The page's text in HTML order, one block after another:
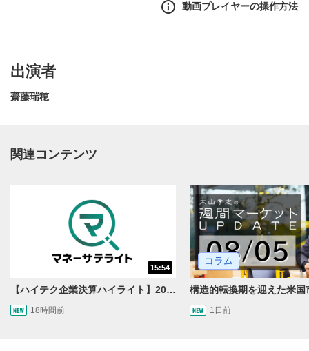
動画プレイヤーの操作方法
動画再生エリア
動画再生エリアをクリックすると、動画を再生または
一時停止します。
2
操作メニュー
出演者
齋藤瑞穂
関連コンテンツ
15:54
【ハイテク企業決算ハイライト】2027年分のメモリに売切れ報道!?＜米国マーケットダイジェスト8/5号＞
18時間前
コラム
1日前